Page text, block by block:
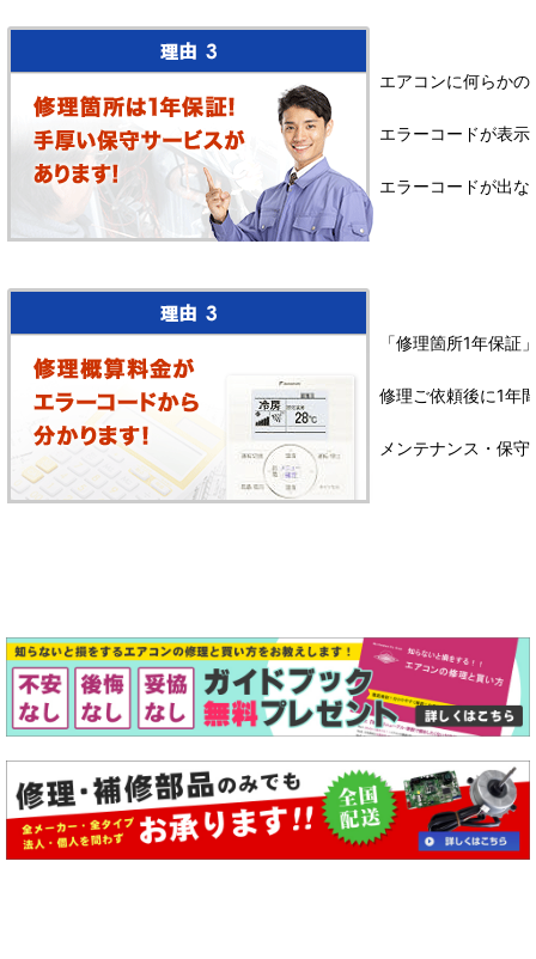
エアコンに何らか
エラーコードが表
エラーコードが出
「修理箇所1年保証
修理ご依頼後に1年
メンテナンス・保